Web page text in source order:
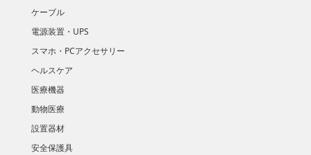
ケーブル
電源装置・UPS
スマホ・PCアクセサリー
ヘルスケア
医療機器
動物医療
設置器材
安全保護具